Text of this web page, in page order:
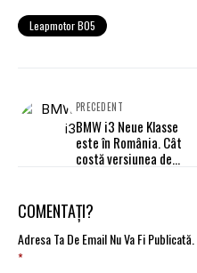
Leapmotor B05
PRECEDENT
BMW i3 Neue Klasse
este în România. Cât
costă versiunea de
COMENTAȚI?
Adresa Ta De Email Nu Va Fi Publicată.
*